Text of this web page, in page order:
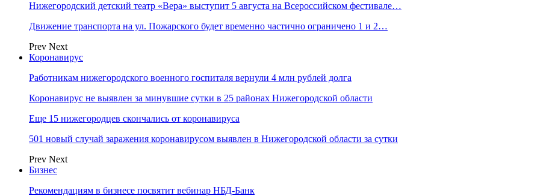
Нижегородский детский театр «Вера» выступит 5 августа на Всероссийском фестивале…
Движение транспорта на ул. Пожарского будет временно частично ограничено 1 и 2…
Prev Next
Коронавирус
Работникам нижегородского военного госпиталя вернули 4 млн рублей долга
Коронавирус не выявлен за минувшие сутки в 25 районах Нижегородской области
Еще 15 нижегородцев скончались от коронавируса
501 новый случай заражения коронавирусом выявлен в Нижегородской области за сутки
Prev Next
Бизнес
Рекомендациям в бизнесе посвятит вебинар НБД-Банк